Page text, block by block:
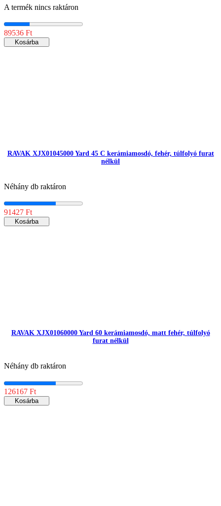
A termék nincs raktáron
89536 Ft
Kosárba
RAVAK XJX01045000 Yard 45 C kerámiamosdó, fehér, túlfolyó furat
nélkül
Néhány db raktáron
91427 Ft
Kosárba
RAVAK XJX01060000 Yard 60 kerámiamosdó, matt fehér, túlfolyó
furat nélkül
Néhány db raktáron
126167 Ft
Kosárba